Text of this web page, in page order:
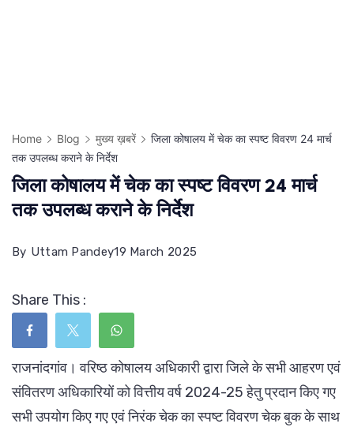
Home Blog मुख्य ख़बरें
जिला कोषालय में चेक का स्पष्ट विवरण 24 मार्च
तक उपलब्ध कराने के निर्देश
जिला कोषालय में चेक का स्पष्ट विवरण 24 मार्च
तक उपलब्ध कराने के निर्देश
By Uttam Pandey19 March 2025
Share This :
राजनांदगांव। वरिष्ठ कोषालय अधिकारी द्वारा जिले के सभी आहरण एवं
संवितरण अधिकारियों को वित्तीय वर्ष 2024-25 हेतु प्रदान किए गए
सभी उपयोग किए गए एवं निरंक चेक का स्पष्ट विवरण चेक बुक के साथ